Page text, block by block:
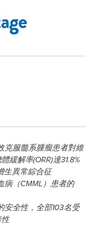
克服髓系腫瘤患者對維
緩解率(ORR)達31.8%
生異常綜合征
病（CMML）患者的
安全性，全部103名受